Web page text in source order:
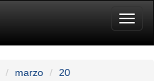
marzo
20